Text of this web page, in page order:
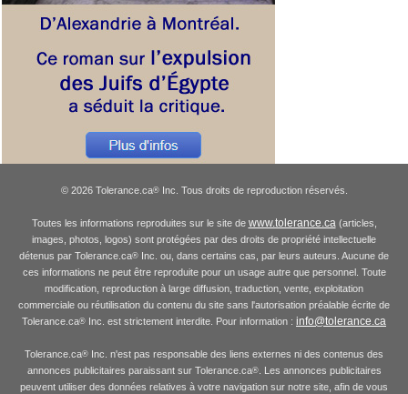
© 2026 Tolerance.ca®Inc. Tous droits de reproduction réservés.
Toutes les informations reproduites sur le site de www.tolerance.ca(articles,
images, photos, logos) sont protégées par des droits de propriété intellectuelle
détenus par Tolerance.ca® Inc. ou, dans certains cas, par leurs auteurs. Aucune de
ces informations ne peut être reproduite pour un usage autre que personnel. Toute
modification, reproduction à large diffusion, traduction, vente, exploitation
commerciale ou réutilisation du contenu du site sans l'autorisation préalable écrite de
Tolerance.ca® Inc. est strictement interdite. Pour information : info@tolerance.ca
Tolerance.ca® Inc. n'est pas responsable des liens externes ni des contenus des
annonces publicitaires paraissant sur Tolerance.ca®. Les annonces publicitaires
peuvent utiliser des données relatives à votre navigation sur notre site, afin de vous